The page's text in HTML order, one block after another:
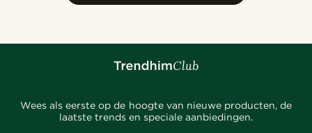
Wees als eerste op de hoogte van nieuwe producten, de
laatste trends en speciale aanbiedingen.